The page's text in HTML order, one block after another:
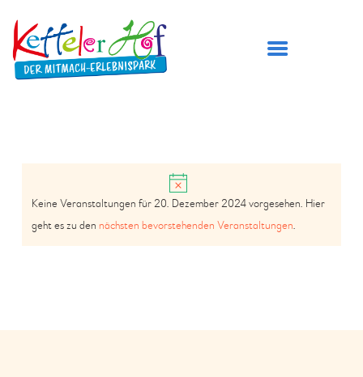
ÖFFNUNGSZEITEN
PREISE
H
i
n
Keine Veranstaltungen für 20. Dezember 2024 vorgesehen. Hier
geht es zu den nächsten bevorstehenden Veranstaltungen.
A